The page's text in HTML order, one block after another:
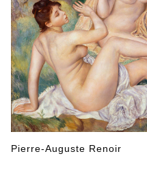
Pierre-Auguste Renoir